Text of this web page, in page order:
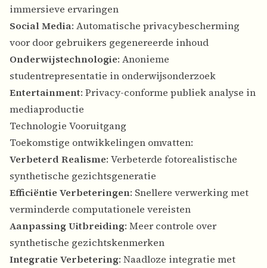
immersieve ervaringen
Social Media: Automatische privacybescherming
voor door gebruikers gegenereerde inhoud
Onderwijstechnologie: Anonieme
studentrepresentatie in onderwijsonderzoek
Entertainment: Privacy-conforme publiek analyse in
mediaproductie
Technologie Vooruitgang
Toekomstige ontwikkelingen omvatten:
Verbeterd Realisme: Verbeterde fotorealistische
synthetische gezichtsgeneratie
Efficiëntie Verbeteringen: Snellere verwerking met
verminderde computationele vereisten
Aanpassing Uitbreiding: Meer controle over
synthetische gezichtskenmerken
Integratie Verbetering: Naadloze integratie met